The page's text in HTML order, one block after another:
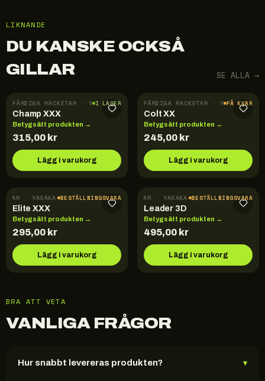
LIKNANDE
DU KANSKE OCKSÅ
GILLAR
SE ALLA →
FÄRDIGA RACKETAR · YASAKA
I LAGER
Champ XXX
Betygsätt produkten →
315,00 kr
Lägg i varukorg
FÄRDIGA RACKETAR · YASAKA
FÅ KVAR
Colt XX
Betygsätt produkten →
245,00 kr
Lägg i varukorg
· YASAKA BESTÄLLNINGSVARA
Elite XXX
Betygsätt produkten →
295,00 kr
Lägg i varukorg
FÄRDIGA RACKETAR · YASAKA BESTÄLLNINGSVARA
Leader 3D
Betygsätt produkten →
495,00 kr
Lägg i varukorg
BRA ATT VETA
VANLIGA FRÅGOR
Hur snabbt levereras produkten? ▾